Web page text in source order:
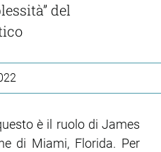
del
è il ruolo di James
di Miami, Florida. Per